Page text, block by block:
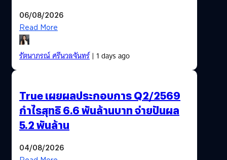
06/08/2026
Read More
รัตนาภรณ์ ศรีนวลจันทร์| 1 days ago
True เผยผลประกอบการ Q2/2569
กำไรสุทธิ 6.6 พันล้านบาท จ่ายปันผล
5.2 พันล้าน
04/08/2026